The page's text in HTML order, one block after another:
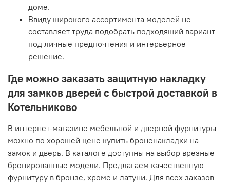
доме.
Ввиду широкого ассортимента моделей не
составляет труда подобрать подходящий вариант
под личные предпочтения и интерьерное
решение.
Где можно заказать защитную накладку
для замков дверей с быстрой доставкой в
Котельниково
В интернет-магазине мебельной и дверной фурнитуры
можно по хорошей цене купить броненакладки на
замок и дверь. В каталоге доступны на выбор врезные
бронированные модели. Предлагаем качественную
фурнитуру в бронзе, хроме и латуни. Для всех заказов